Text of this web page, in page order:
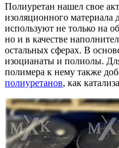
Полиуретан нашел свое
изоляционного материала
используют не только на
но и в качестве
остальных сферах. В
изоцианаты и полиолы.
полимера к нему также
полиуретанов, как